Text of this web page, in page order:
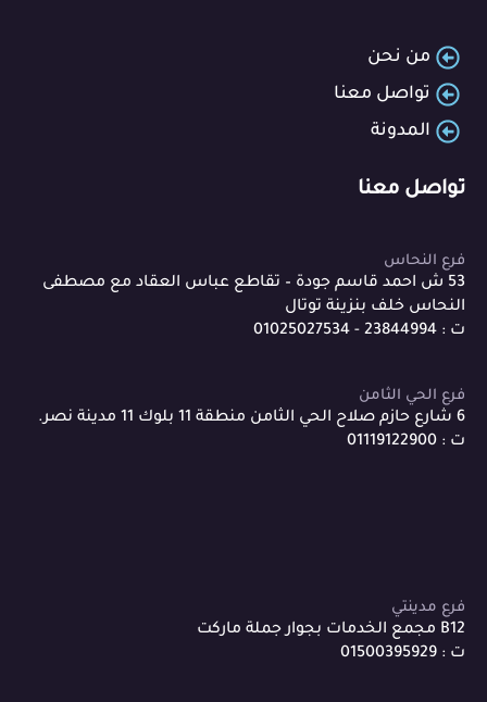
من نحن
تواصل معنا
المدونة
تواصل معنا
فرع النحاس
53 ش احمد قاسم جودة – تقاطع عباس العقاد مع مصطفى
النحاس خلف بنزينة توتال
ت : 23844994 - 01025027534
فرع الحي الثامن
6 شارع حازم صلاح الحي الثامن منطقة 11 بلوك 11 مدينة نصر.
ت : 01119122900
فرع مدينتي
B12 مجمع الخدمات بجوار جملة ماركت
ت : 01500395929